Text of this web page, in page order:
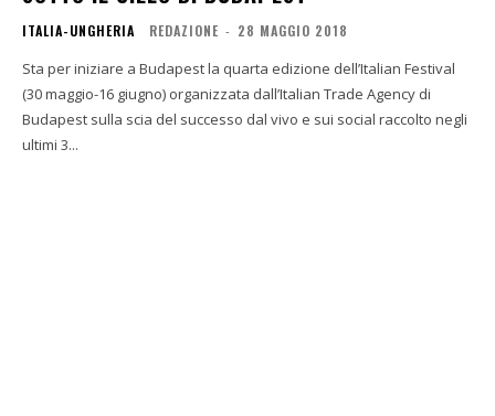
ITALIA-UNGHERIA REDAZIONE - 28 MAGGIO 2018
Sta per iniziare a Budapest la quarta edizione dell’Italian Festival
(30 maggio-16 giugno) organizzata dall’Italian Trade Agency di
Budapest sulla scia del successo dal vivo e sui social raccolto negli
ultimi 3...